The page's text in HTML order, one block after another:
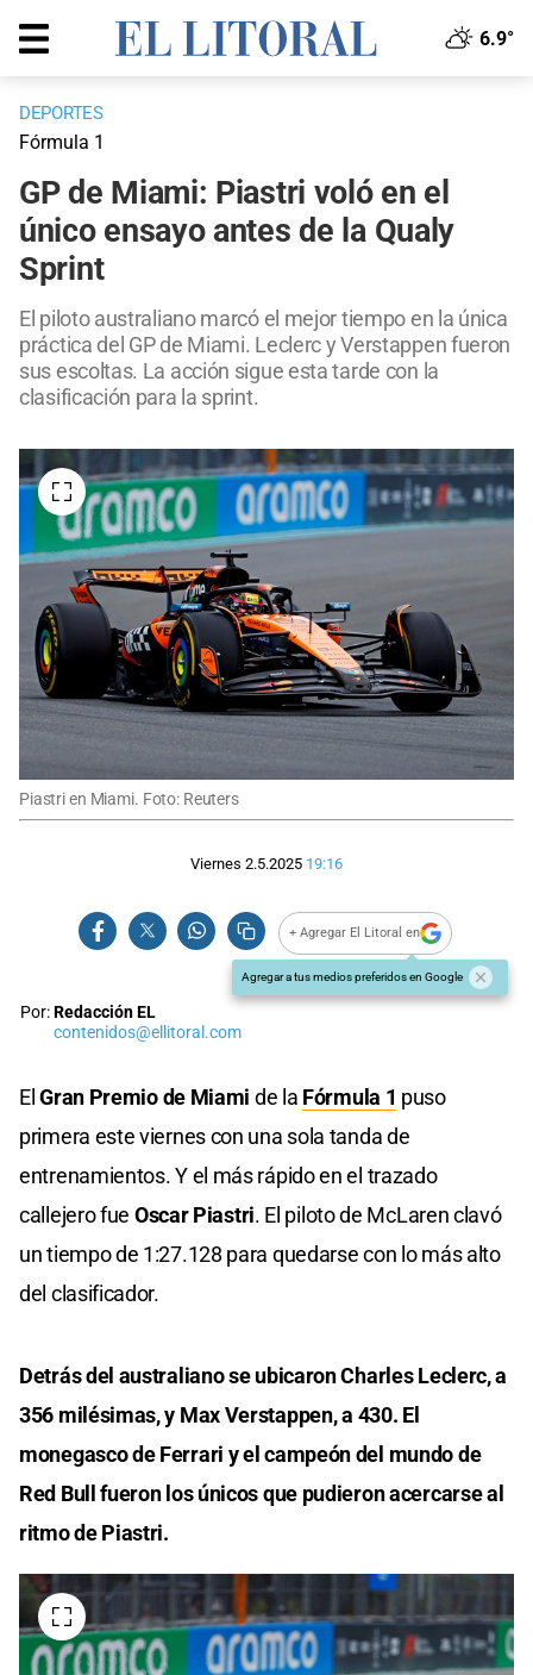
6.9°
DEPORTES
Fórmula 1
GP de Miami: Piastri voló en el
único ensayo antes de la Qualy
Sprint
El piloto australiano marcó el mejor tiempo en la única
práctica del GP de Miami. Leclerc y Verstappen fueron
sus escoltas. La acción sigue esta tarde con la
clasificación para la sprint.
Piastri en Miami. Foto: Reuters
Viernes 2.5.2025 19:16
+ Agregar El Litoral en
Agregar a tus medios preferidos en Google
Por:Redacción EL
contenidos@ellitoral.com
ElGran Premio de Miami de la Fórmula 1 puso
primera este viernes con una sola tanda de
entrenamientos. Y el más rápido en el trazado
callejero fue Oscar Piastri. El piloto de McLaren clavó
un tiempo de 1:27.128 para quedarse con lo más alto
del clasificador.
Detrás del australiano se ubicaron Charles Leclerc, a
356 milésimas, y Max Verstappen, a 430. El
monegasco de Ferrari y el campeón del mundo de
Red Bull fueron los únicos que pudieron acercarse al
ritmo de Piastri.